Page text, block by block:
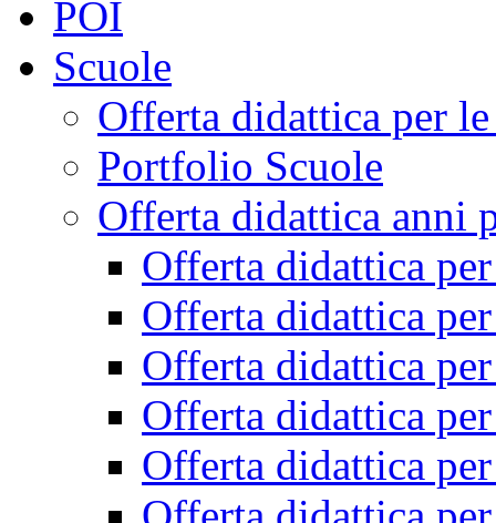
POI
Scuole
Offerta didattica per
Portfolio Scuole
Offerta didattica anni
Offerta didattica
Offerta didattica
Offerta didattica
Offerta didattica
Offerta didattica